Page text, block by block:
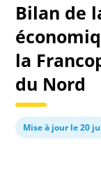
Bilan de
la
du Nord
Mise à jour le 20